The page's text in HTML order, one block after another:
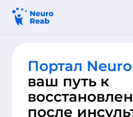
Портал
ваш путь к
после